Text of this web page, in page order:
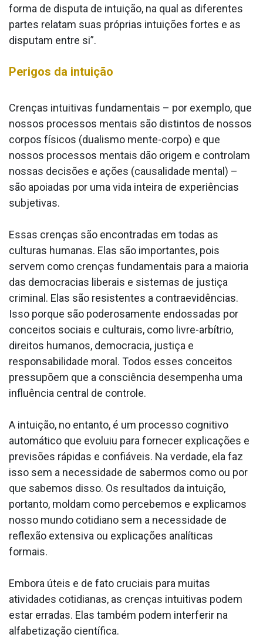
forma de disputa de intuição, na qual as diferentes
partes relatam suas próprias intuições fortes e as
disputam entre si”.
Perigos da intuição
Crenças intuitivas fundamentais – por exemplo, que
nossos processos mentais são distintos de nossos
corpos físicos (dualismo mente-corpo) e que
nossos processos mentais dão origem e controlam
nossas decisões e ações (causalidade mental) –
são apoiadas por uma vida inteira de experiências
subjetivas.
Essas crenças são encontradas em todas as
culturas humanas. Elas são importantes, pois
servem como crenças fundamentais para a maioria
das democracias liberais e sistemas de justiça
criminal. Elas são resistentes a contraevidências.
Isso porque são poderosamente endossadas por
conceitos sociais e culturais, como livre-arbítrio,
direitos humanos, democracia, justiça e
responsabilidade moral. Todos esses conceitos
pressupõem que a consciência desempenha uma
influência central de controle.
A intuição, no entanto, é um processo cognitivo
automático que evoluiu para fornecer explicações e
previsões rápidas e confiáveis. Na verdade, ela faz
isso sem a necessidade de sabermos como ou por
que sabemos disso. Os resultados da intuição,
portanto, moldam como percebemos e explicamos
nosso mundo cotidiano sem a necessidade de
reflexão extensiva ou explicações analíticas
formais.
Embora úteis e de fato cruciais para muitas
atividades cotidianas, as crenças intuitivas podem
estar erradas. Elas também podem interferir na
alfabetização científica.